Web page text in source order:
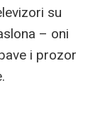
su
– oni
i prozor